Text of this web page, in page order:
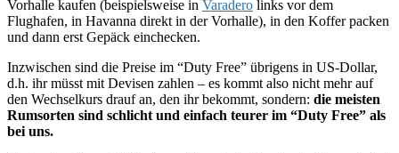
Vorhalle kaufen (beispielsweise in Varadero links vor dem
Flughafen, in Havanna direkt in der Vorhalle), in den Koffer packen
und dann erst Gepäck einchecken.
Inzwischen sind die Preise im “Duty Free” übrigens in US-Dollar,
d.h. ihr müsst mit Devisen zahlen – es kommt also nicht mehr auf
den Wechselkurs drauf an, den ihr bekommt, sondern: die meisten
Rumsorten sind schlicht und einfach teurer im “Duty Free” als
bei uns.